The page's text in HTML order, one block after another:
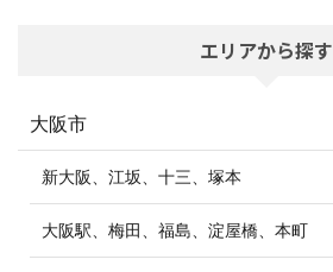
エリアから探す
大阪市
新大阪、江坂、十三、塚本
大阪駅、梅田、福島、淀屋橋、本町